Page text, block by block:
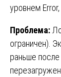
уровнем Error,
Проблема:
ограничен).
раньше